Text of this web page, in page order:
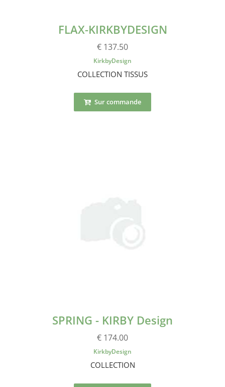
FLAX-KIRKBYDESIGN
€ 137.50
KirkbyDesign
COLLECTION TISSUS
Sur commande
SPRING - KIRBY Design
€ 174.00
KirkbyDesign
COLLECTION